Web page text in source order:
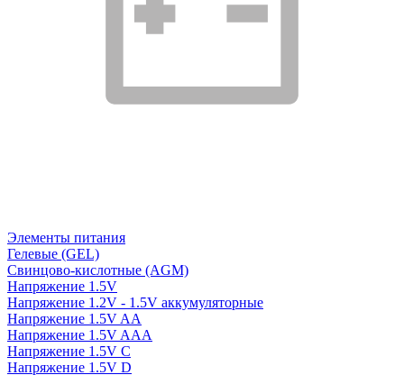
Элементы питания
Гелевые (GEL)
Свинцово-кислотные (AGM)
Напряжение 1.5V
Напряжение 1.2V - 1.5V аккумуляторные
Напряжение 1.5V AA
Напряжение 1.5V AAA
Напряжение 1.5V C
Напряжение 1.5V D